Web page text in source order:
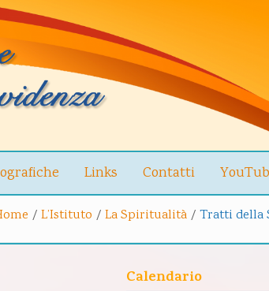
Links Contatti
/ L’Istituto / La Spiritualità / Tratti della
Calendario